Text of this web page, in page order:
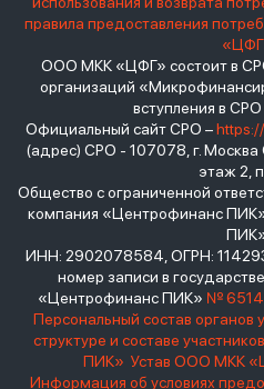
правила предоставления
ООО МКК «ЦФГ» состоит в
организаций
вступления в СРО
Официальный сайт СРО –
(адрес) СРО - 107078, г. Москва
этаж 2,
Общество с ограниченной
компания «Центрофинанс
ИНН: 2902078584, ОГРН:
номер записи в
«Центрофинанс ПИК» №
Персональный состав
структуре и составе
ПИК» Устав ООО МКК
Информация об условиях